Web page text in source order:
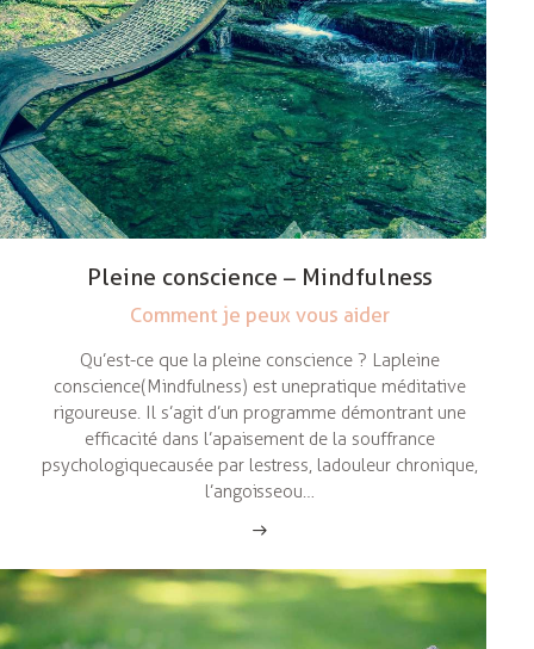
Pleine conscience – Mindfulness
Comment je peux vous aider
Qu’est-ce que la pleine conscience ? La pleine
conscience (Mindfulness) est une pratique méditative
rigoureuse. Il s’agit d’un programme démontrant une
efficacité dans l’apaisement de la souffrance
psychologique causée par le stress, la douleur chronique,
l’angoisse ou…